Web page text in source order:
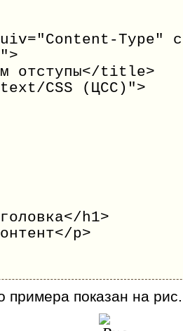
отступы</title>
CSS (ЦСС)">
h1>
p>
примера показан на